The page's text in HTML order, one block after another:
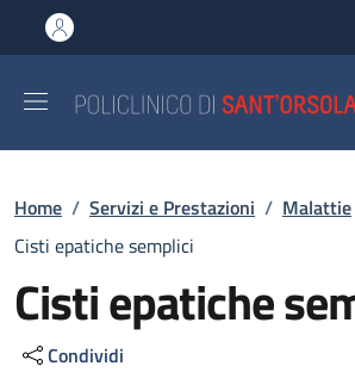
al contenuto principale
to footer content
Briciole di pane
Home / Servizi e Prestazioni / Malattie
Cisti epatiche semplici
Cisti epatiche
Condividi